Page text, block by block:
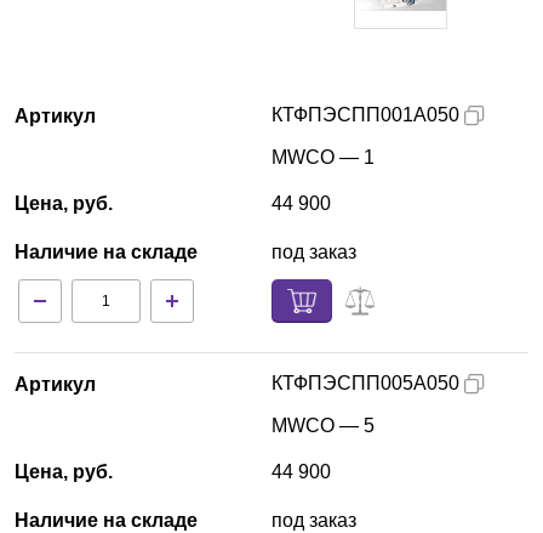
Контакты
Артикул
Цена, руб.
Наличие на складе
КТФПЭСПП001А050
MWCO — 1
44 900
под заказ
Артикул
Цена, руб.
Наличие на складе
КТФПЭСПП005А050
MWCO — 5
44 900
под заказ